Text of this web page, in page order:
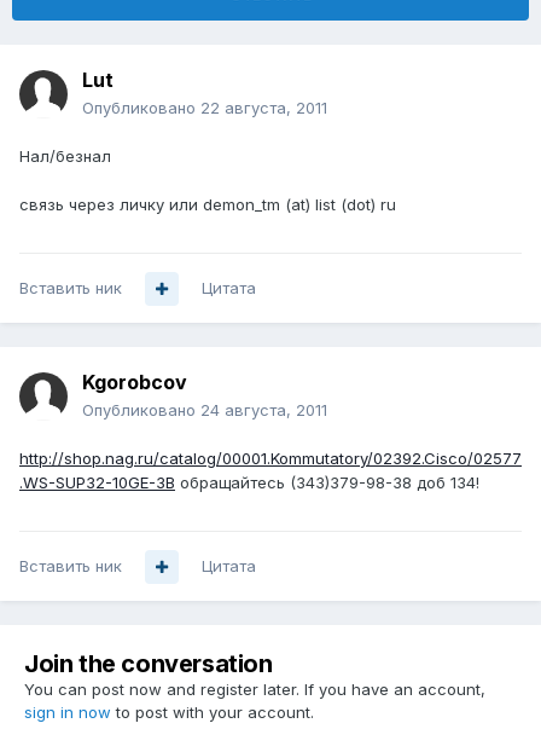
Lut
Опубликовано 22 августа, 2011
Нал/безнал
связь через личку или demon_tm (at) list (dot) ru
Вставить ник Цитата
Kgorobcov
Опубликовано 24 августа, 2011
http://shop.nag.ru/catalog/00001.Kommutatory/02392.Cisco/02577
.WS-SUP32-10GE-3B обращайтесь (343)379-98-38 доб 134!
Вставить ник Цитата
Join the conversation
You can post now and register later. If you have an account,
sign in now to post with your account.